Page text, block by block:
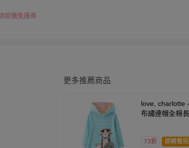
首購免運券
更多推薦商品
love, charlotte
布繡連帽全棉
73折 即將售完